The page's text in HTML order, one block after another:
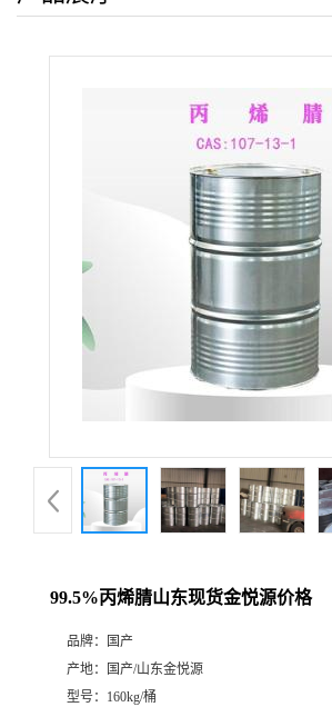
99.5%丙烯腈山东现货金悦源价格
品牌：
国产
产地：
国产/山东金悦源
型号： 160kg/桶